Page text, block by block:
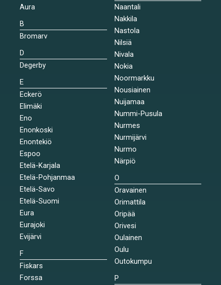
Aura
B
Bromarv
D
Degerby
E
Eckerö
Elimäki
Eno
Enonkoski
Enontekiö
Espoo
Etelä-Karjala
Etelä-Pohjanmaa
Etelä-Savo
Etelä-Suomi
Eura
Eurajoki
Evijärvi
F
Fiskars
Forssa
Naantali
Nakkila
Nastola
Nilsiä
Nivala
Nokia
Noormarkku
Nousiainen
Nuijamaa
Nummi-Pusula
Nurmes
Nurmijärvi
Nurmo
Närpiö
O
Oravainen
Orimattila
Oripää
Orivesi
Oulainen
Oulu
Outokumpu
P